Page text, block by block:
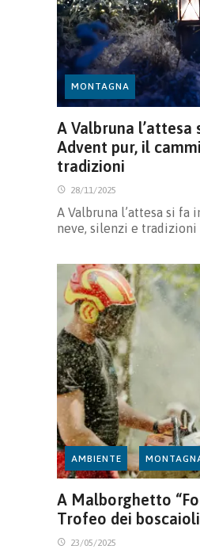
MONTAGNA
A Valbruna
Advent pur, il
tradizioni
28/11/2025
A Valbruna l’attesa si fa
neve, silenzi e tradizioni
AMBIENTE
A Malborghetto
Trofeo dei boscaioli
23/05/2025